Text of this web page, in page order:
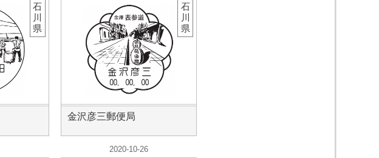
石
川
県
金沢彦三郵便局
石
川
県
2020-10-26